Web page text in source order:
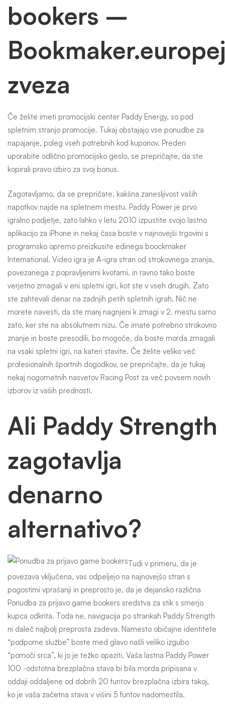
bookers –
zveza
Če želite imeti promocijski center Paddy Energy, so pod
spletnim stranjo promocije. Tukaj obstajajo vse ponudbe za
napajanje, poleg vseh potrebnih kod kuponov. Preden
uporabite odlično promocijsko geslo, se prepričajte, da ste
kopirali pravo izbiro za svoj bonus.
Zagotavljamo, da se prepričate, kakšna zanesljivost vaših
napotkov najde na spletnem mestu. Paddy Power je prvo
igralno podjetje, zato lahko v letu 2010 izpustite svojo lastno
aplikacijo za iPhone in nekaj časa boste v najnovejši trgovini s
programsko opremo preizkusite edinega boockmaker
International. Video igra je A-igra stran od strokovnega znanja,
povezanega z popravljenimi kvotami, in ravno tako boste
verjetno zmagali v eni spletni igri, kot ste v vseh drugih. Zato
ste zahtevali denar na zadnjih petih spletnih igrah. Nič ne
morete navesti, da ste manj nagnjeni k zmagi v 2. mestu samo
zato, ker ste na absolutnem nizu. Če imate potrebno strokovno
znanje in boste presodili, bo mogoče, da boste morda zmagali
na vsaki spletni igri, na kateri stavite. Če želite veliko več
profesionalnih športnih dogodkov, se prepričajte, da je tukaj
nekaj nogometnih nasvetov Racing Post za več povsem novih
izborov iz vaših prednosti.
Ali Paddy Strength
zagotavlja
denarno
alternativo?
Tudi v primeru, da je
povezava vključena, vas odpeljejo na najnovejšo stran s
pogostimi vprašanji in preprosto je, da je dejansko različna
Ponudba za prijavo game bookers sredstva za stik s smerjo
kupca odkrita. Toda ne, navigacija po strankah Paddy Strength
ni daleč najbolj preprosta zadeva. Namesto običajne identitete
“podporne službe” boste med glavo našli veliko izgubo
“pomoči srca”, ki jo je težko opaziti. Vaša lastna Paddy Power
100 -odstotna brezplačna stava bi bila morda pripisana v
oddaji oddaljene od dobrih 20 funtov brezplačna izbira takoj,
ko je vaša začetna stava v višini 5 funtov nadomestila.